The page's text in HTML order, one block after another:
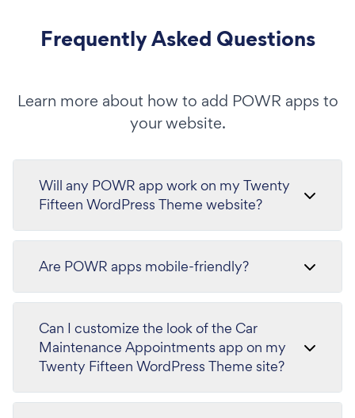
Frequently Asked Questions
Learn more about how to add POWR apps to
your website.
Will any POWR app work on my Twenty
Fifteen WordPress Theme website?
Are POWR apps mobile-friendly?
Can I customize the look of the Car
Maintenance Appointments app on my
Twenty Fifteen WordPress Theme site?